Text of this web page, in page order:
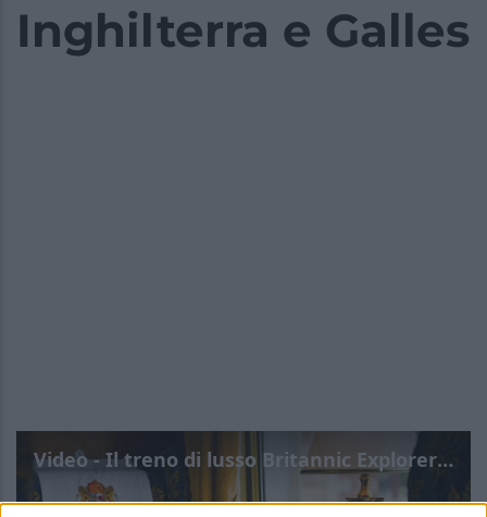
Inghilterra e Galles
Video - Il treno di lusso Britannic Explorer: esperienza unica tra le bellezze di Inghilterra e Galles